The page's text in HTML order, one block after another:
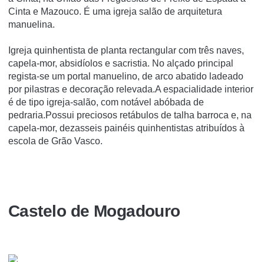
Cinta e Mazouco. É uma igreja salão de arquitetura
manuelina.
Igreja quinhentista de planta rectangular com três naves,
capela-mor, absidíolos e sacristia. No alçado principal
regista-se um portal manuelino, de arco abatido ladeado
por pilastras e decoração relevada.A espacialidade interior
é de tipo igreja-salão, com notável abóbada de
pedraria.Possui preciosos retábulos de talha barroca e, na
capela-mor, dezasseis painéis quinhentistas atribuídos à
escola de Grão Vasco.
Castelo de Mogadouro